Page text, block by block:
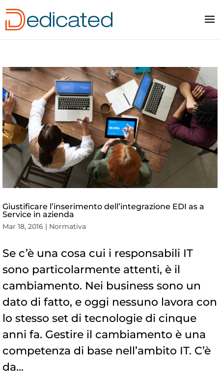
Giustificare l’inserimento dell’integrazione EDI as a
Service in azienda
Mar 18, 2016 | Normativa
Se c’è una cosa cui i responsabili IT
sono particolarmente attenti, è il
cambiamento. Nei business sono un
dato di fatto, e oggi nessuno lavora con
lo stesso set di tecnologie di cinque
anni fa. Gestire il cambiamento è una
competenza di base nell’ambito IT. C’è
da...